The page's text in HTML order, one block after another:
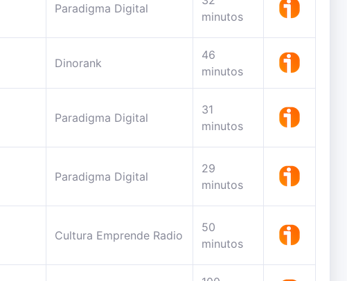
Paradigma Digital
minutos
Dinorank
46
minutos
Paradigma Digital
31
minutos
Paradigma Digital
29
minutos
Cultura Emprende Radio
50
minutos